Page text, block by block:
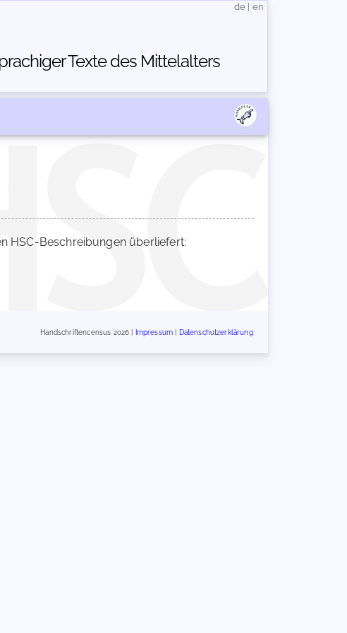
Texte des Mittelalters
de en
HSC-Beschreibungen überliefert:
Handschriftencensus 2026 | Impressum Datenschutzerklärung